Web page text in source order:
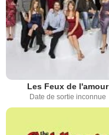
Les Feux de l'amour
Date de sortie inconnue